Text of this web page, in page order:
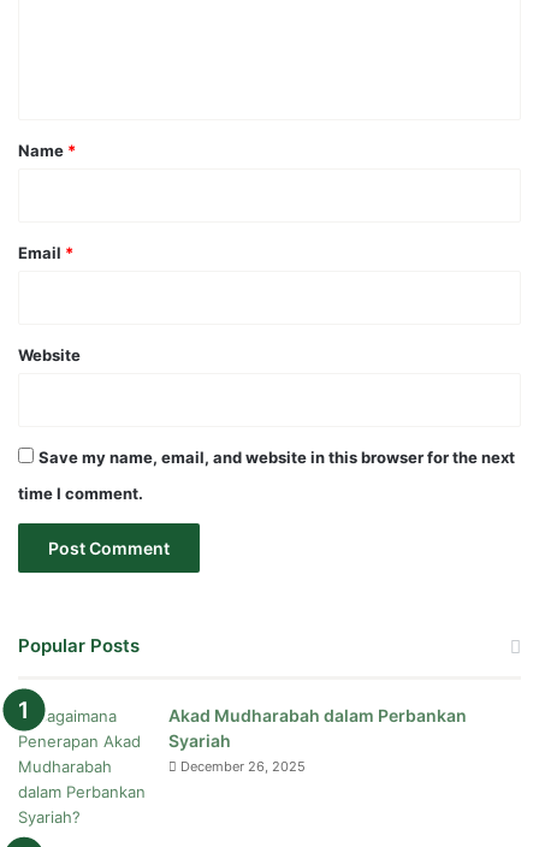
*
Name *
Email *
Website
Save my name, email, and website in this browser for the next
time I comment.
Popular Posts
Akad Mudharabah dalam Perbankan
Syariah
December 26, 2025